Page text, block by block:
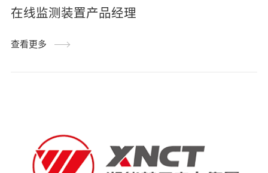
在线监测装置产品经理
查看更多